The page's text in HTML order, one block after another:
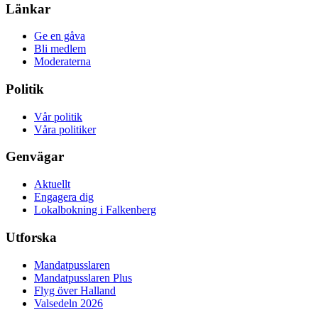
Länkar
Ge en gåva
Bli medlem
Moderaterna
Politik
Vår politik
Våra politiker
Genvägar
Aktuellt
Engagera dig
Lokalbokning i Falkenberg
Utforska
Mandatpusslaren
Mandatpusslaren Plus
Flyg över Halland
Valsedeln 2026